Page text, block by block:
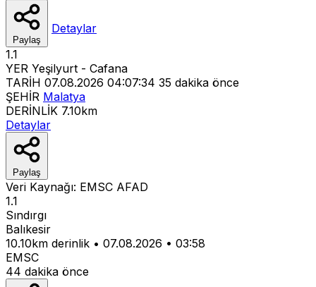
Paylaş
Detaylar
1.1
YER Yeşilyurt - Cafana
TARİH 07.08.2026 04:07:34 35 dakika önce
ŞEHİR Malatya
DERİNLİK 7.10km
Detaylar
Paylaş
Veri Kaynağı: EMSC AFAD
1.1
Sındırgı
Balıkesir
10.10km derinlik • 07.08.2026 • 03:58
EMSC
44 dakika önce